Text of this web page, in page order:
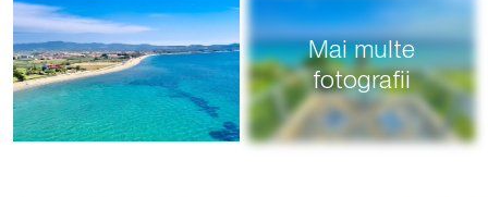
Mai multe
fotografii